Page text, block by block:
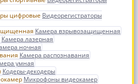
Видеорегистраторы
Камера взрывозащищенная
Камера лазерная
ночная
Камера распознавания
умная
Кодеры-декодеры
Микрофоны видеокамер